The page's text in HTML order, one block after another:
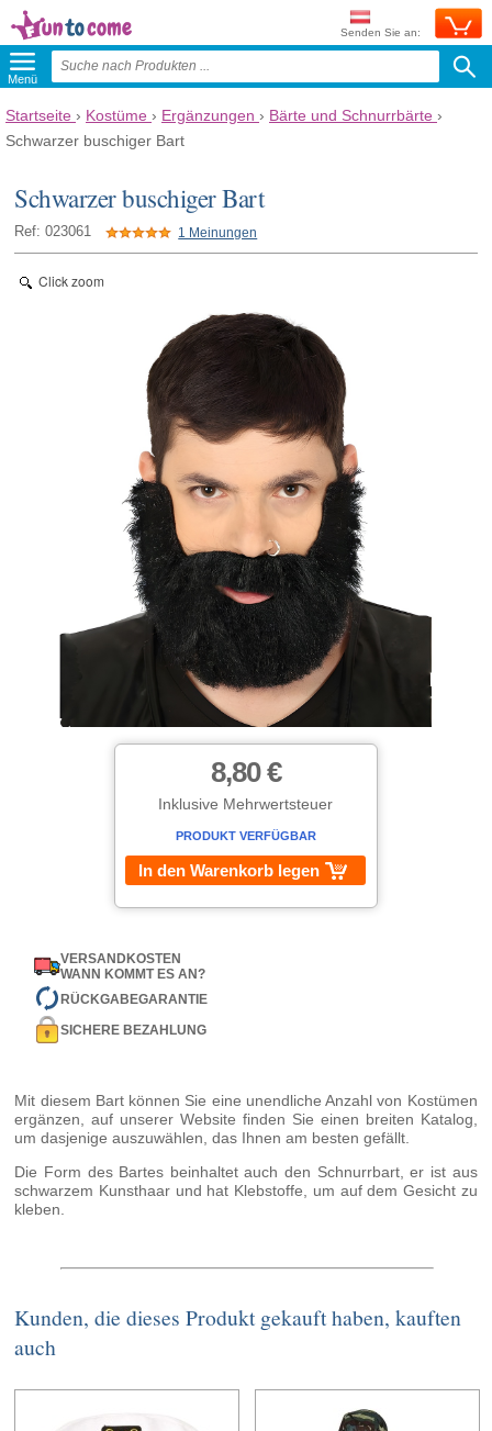
Senden Sie an:
Menü
Startseite › Kostüme › Ergänzungen › Bärte und Schnurrbärte ›
Schwarzer buschiger Bart
Schwarzer buschiger Bart
Ref: 023061 1 Meinungen
Click zoom
8,80 €
Inklusive Mehrwertsteuer
PRODUKT VERFÜGBAR
In den Warenkorb legen
VERSANDKOSTEN
WANN KOMMT ES AN?
RÜCKGABEGARANTIE
SICHERE BEZAHLUNG
Mit diesem Bart können Sie eine unendliche Anzahl von Kostümen
ergänzen, auf unserer Website finden Sie einen breiten Katalog,
um dasjenige auszuwählen, das Ihnen am besten gefällt.
Die Form des Bartes beinhaltet auch den Schnurrbart, er ist aus
schwarzem Kunsthaar und hat Klebstoffe, um auf dem Gesicht zu
kleben.
Kunden, die dieses Produkt gekauft haben, kauften
auch